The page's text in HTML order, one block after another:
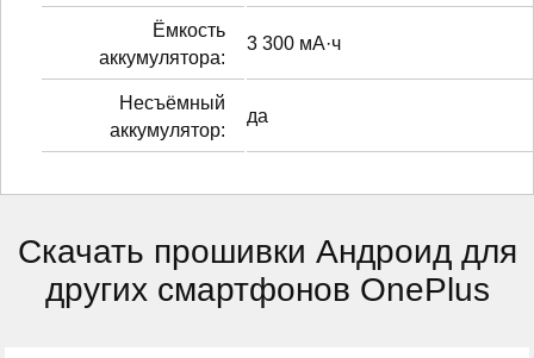
Ёмкость
аккумулятора:
3 300 мА·ч
Несъёмный
аккумулятор:
да
Скачать прошивки Андроид для
других смартфонов OnePlus